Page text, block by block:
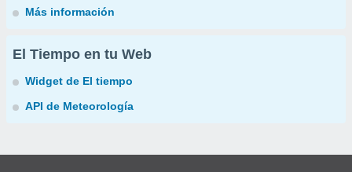
Más información
El Tiempo en tu Web
Widget de El tiempo
API de Meteorología